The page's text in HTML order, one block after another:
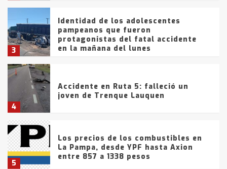
3
Identidad de los adolescentes
pampeanos que fueron
protagonistas del fatal accidente
en la mañana del lunes
4
Accidente en Ruta 5: falleció un
joven de Trenque Lauquen
5
Los precios de los combustibles en
La Pampa, desde YPF hasta Axion
entre 857 a 1338 pesos